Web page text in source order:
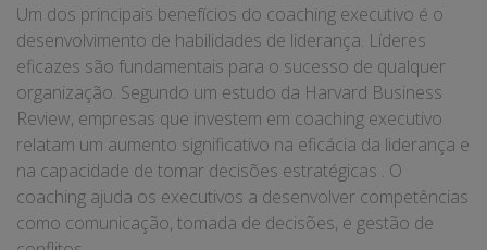
Um dos principais benefícios do coaching executivo é o
desenvolvimento de habilidades de liderança. Líderes
eficazes são fundamentais para o sucesso de qualquer
organização. Segundo um estudo da Harvard Business
Review, empresas que investem em coaching executivo
relatam um aumento significativo na eficácia da liderança e
na capacidade de tomar decisões estratégicas . O
coaching ajuda os executivos a desenvolver competências
como comunicação, tomada de decisões, e gestão de